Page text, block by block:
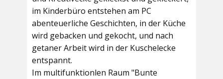
im Kinderbüro entstehen am PC
abenteuerliche Geschichten, in der Küche
wird gebacken und gekocht, und nach
getaner Arbeit wird in der Kuschelecke
entspannt.
Im multifunktionlen Raum "Bunte